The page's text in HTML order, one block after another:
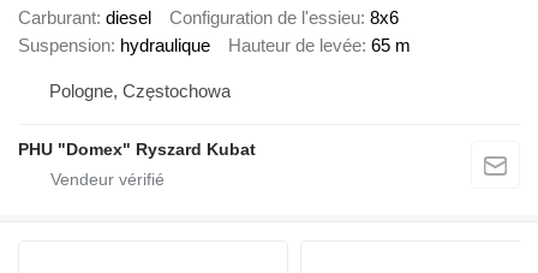
Carburant diesel Configuration de l'essieu 8x6
Suspension hydraulique Hauteur de levée 65 m
Pologne, Częstochowa
PHU "Domex" Ryszard Kubat